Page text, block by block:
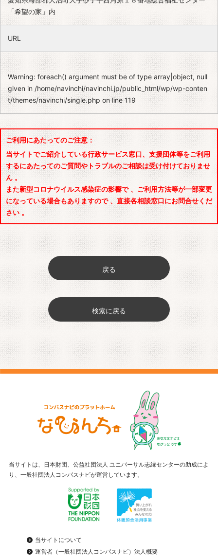
「希望の家」内
URL
Warning: foreach() argument must be of type array|object, null
given in/home/navinchi/navinchi.jp/public_html/wp/wp-conten
t/themes/navinchi/single.php on line119
ご利用にあたってのご注意：
当サイトでご紹介している行政サービス窓口、支援団体等をご利用
するにあたってのご質問やトラブルのご相談は受け付けておりませ
ん 。
また新型コロナウイルス感染症の影響で 、ご利用方法等が一部変更
になっている場合もありますので 、直接各相談窓口にお問合せくだ
さい 。
戻る
検索に戻る
当サイトは、日本財団、公益社団法人 ユニバーサル志縁センターの助成によ
り、一般社団法人コンパスナビが運営しています。
当サイトについて
運営者（一般社団法人コンパスナビ）法人概要